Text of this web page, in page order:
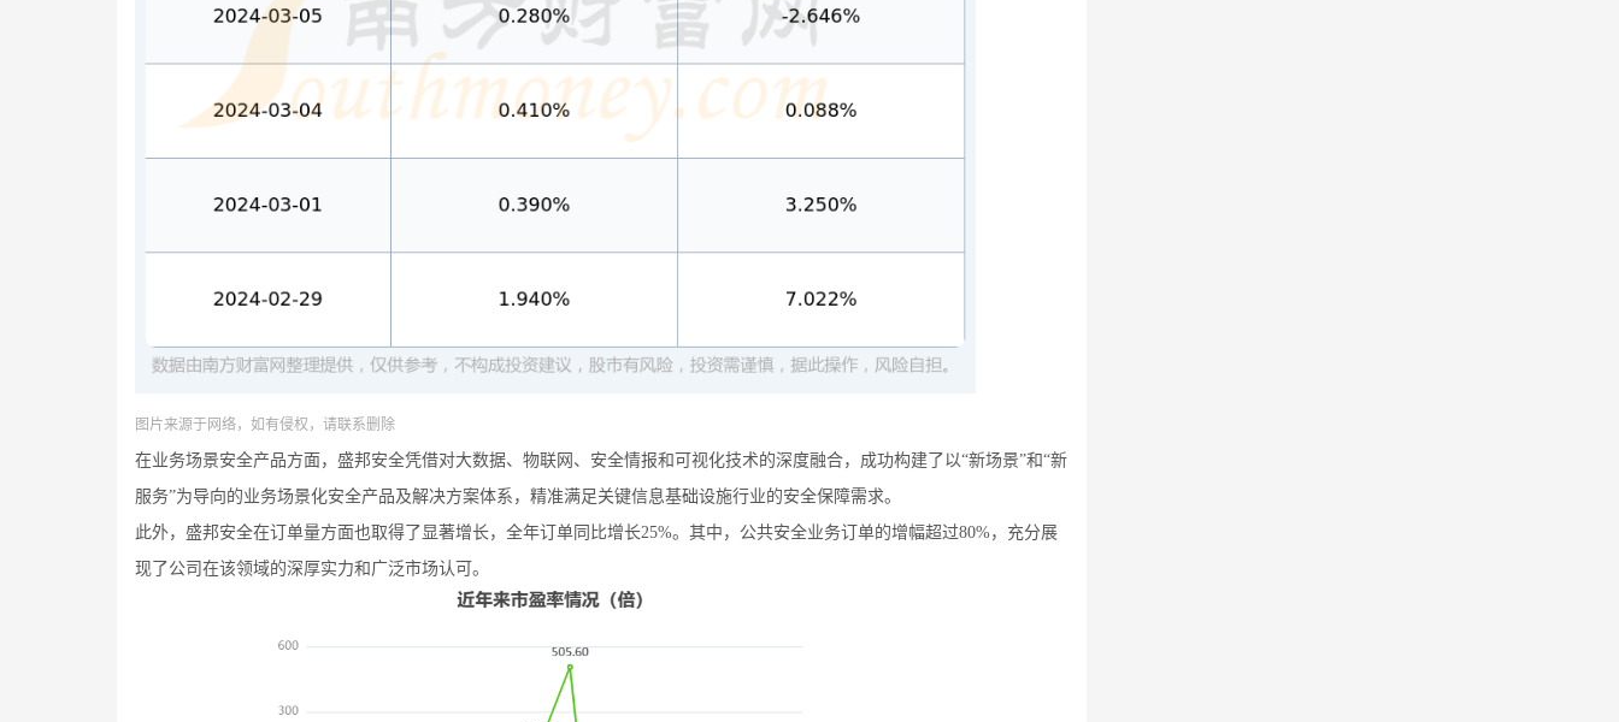
图片来源于网络，如有侵权，请联系删除
在业务场景安全产品方面，盛邦安全凭借对大数据、物联网、安全情报和可视化技术的深度融合，成功构建了以“新场景”和“新
服务”为导向的业务场景化安全产品及解决方案体系，精准满足关键信息基础设施行业的安全保障需求。
此外，盛邦安全在订单量方面也取得了显著增长，全年订单同比增长25%。其中，公共安全业务订单的增幅超过80%，充分展
现了公司在该领域的深厚实力和广泛市场认可。